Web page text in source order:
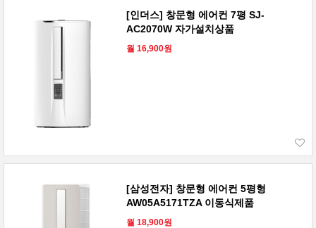
[인더스] 창문형 에어컨 7평 SJ-
AC2070W 자가설치상품
월 16,900원
[삼성전자] 창문형 에어컨 5평형
AW05A5171TZA 이동식제품
월 18,900원